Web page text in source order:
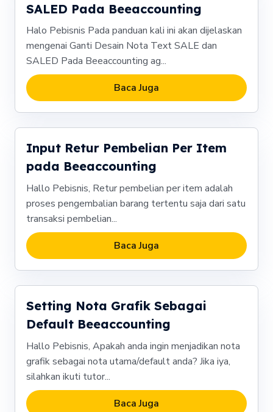
SALED Pada Beeaccounting
Halo Pebisnis Pada panduan kali ini akan dijelaskan
mengenai Ganti Desain Nota Text SALE dan
SALED Pada Beeaccounting ag...
Baca Juga
Input Retur Pembelian Per Item
pada Beeaccounting
Hallo Pebisnis, Retur pembelian per item adalah
proses pengembalian barang tertentu saja dari satu
transaksi pembelian...
Baca Juga
Setting Nota Grafik Sebagai
Default Beeaccounting
Hallo Pebisnis, Apakah anda ingin menjadikan nota
grafik sebagai nota utama/default anda? Jika iya,
silahkan ikuti tutor...
Baca Juga